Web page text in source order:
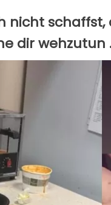
nicht
dir wehzutun